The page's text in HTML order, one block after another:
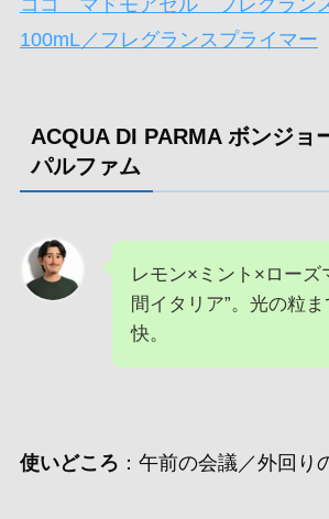
ココ マドモアゼル フレグラン
100mL／フレグランスプライマー
ACQUA DI PARMA ボンジョ
パルファム
レモン×ミント×ローズ
間イタリア”。光の粒
快。
使いどころ ：午前の会議／外回り